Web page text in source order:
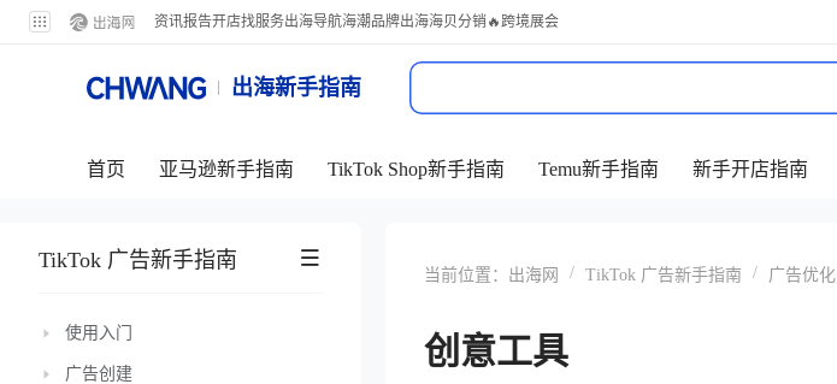
资讯报告开店找服务出海导航海潮品牌出海海贝分销 🔥跨境展会
出海新手指南
首页 亚马逊新手指南 TikTok Shop新手指南 Temu新手指南 新手开店指南
TikTok 广告新手指南
使用入门
广告创建
当前位置： 出海网 / TikTok 广告新手指南 / 广告优化
创意工具